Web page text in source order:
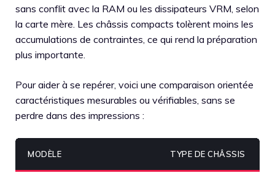
sans conflit avec la RAM ou les dissipateurs VRM, selon
la carte mère. Les châssis compacts tolèrent moins les
accumulations de contraintes, ce qui rend la préparation
plus importante.
Pour aider à se repérer, voici une comparaison orientée
caractéristiques mesurables ou vérifiables, sans se
perdre dans des impressions :
MODÈLE TYPE DE CHÂSSIS